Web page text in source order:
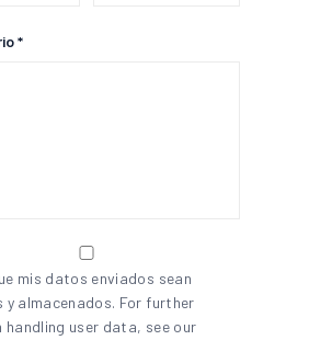
*
mis datos enviados sean
y almacenados. For further
handling user data, see our